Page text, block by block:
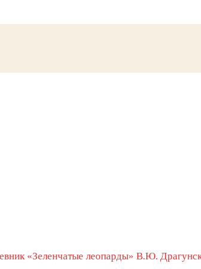
«Зеленчатые леопарды» В.Ю.